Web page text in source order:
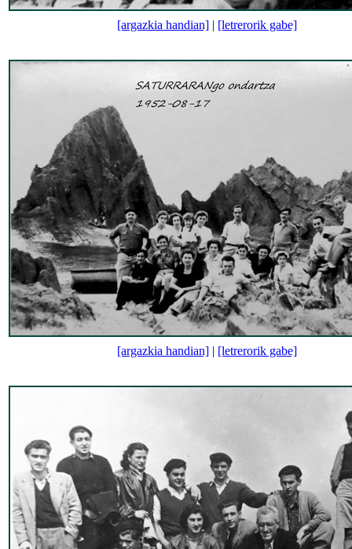
[argazkia handian]| [letrerorik gabe]
[argazkia handian]| [letrerorik gabe]